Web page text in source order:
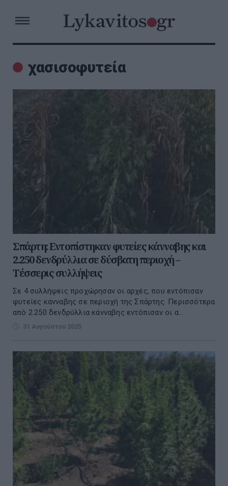
χασισοφυτεία
Σπάρτη: Εντοπίστηκαν φυτείες κάνναβης και
2.250 δενδρύλλια σε δύσβατη περιοχή –
Τέσσερις συλλήψεις
Σε 4 συλλήψεις προχώρησαν οι αρχές, που εντόπισαν
φυτείες κάνναβης σε περιοχή της Σπάρτης. Περισσότερα
από 2.250 δενδρύλλια κάνναβης εντόπισαν οι α...
31 Αυγούστου 2025